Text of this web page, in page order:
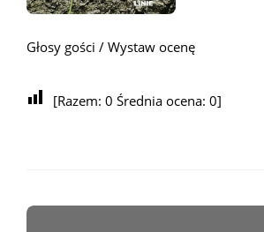
Głosy gości / Wystaw ocenę
[Razem: 0 Średnia ocena: 0]